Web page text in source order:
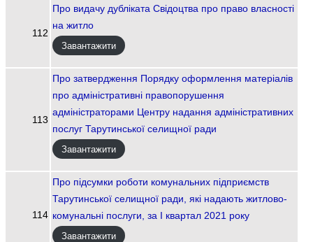
112
Про видачу дубліката Свідоцтва про право власності
на житло
Завантажити
113
Про затвердження Порядку оформлення матеріалів
про адміністративні правопорушення
адміністраторами Центру надання адміністративних
послуг Тарутинської селищної ради
Завантажити
114
Про підсумки роботи комунальних підприємств
Тарутинської селищної ради, які надають житлово-
комунальні послуги, за І квартал 2021 року
Завантажити